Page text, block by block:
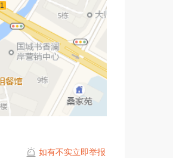
如有不实立即举报